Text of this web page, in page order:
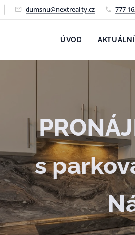
dumsnu@nextreality.cz 777
ÚVOD
s